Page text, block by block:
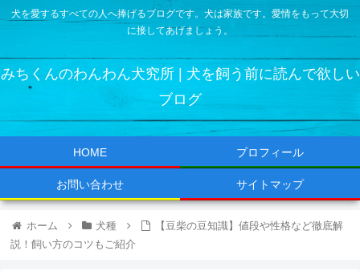
犬を愛するすべての人へ捧げるブログです。犬は家族です。愛情をもって大切
に接してあげましょう。
みちくんのわんわん犬究所 | 犬を飼う前に読んで欲しい
ブログ
HOME プロフィール
お問い合わせ サイトマップ
ホーム 犬種
【豆柴の豆知識】値段や性格など徹底解
説！飼い方のコツもご紹介